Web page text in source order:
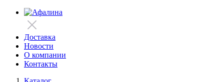
Доставка
Новости
О компании
Контакты